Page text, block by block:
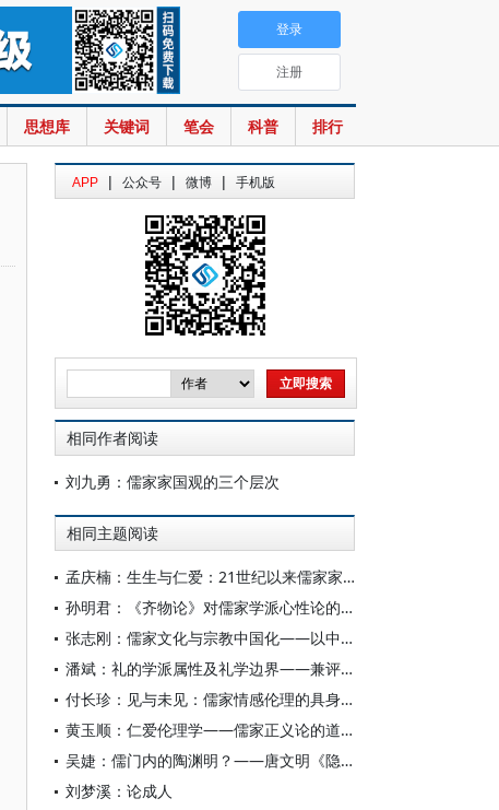
思想库 关键词 笔会 科普 排行
登录
注册
APP | 公众号 | 微博 | 手机版
相同作者阅读
刘九勇：儒家家国观的三个层次
相同主题阅读
孟庆楠：生生与仁爱：21世纪以来儒家家庭伦理研究述评
孙明君：《齐物论》对儒家学派心性论的回应
张志刚：儒家文化与宗教中国化——以中国宗教通史为线索的学理沉思
潘斌：礼的学派属性及礼学边界——兼评当前中国民俗学、历史人类学所言之“礼”
付长珍：见与未见：儒家情感伦理的具身性维度
黄玉顺：仁爱伦理学——儒家正义论的道德哲学基础效应
吴婕：儒门内的陶渊明？——唐文明《隐逸之间：陶渊明精神世界中的自然、历史与社会》读后
刘梦溪：论成人